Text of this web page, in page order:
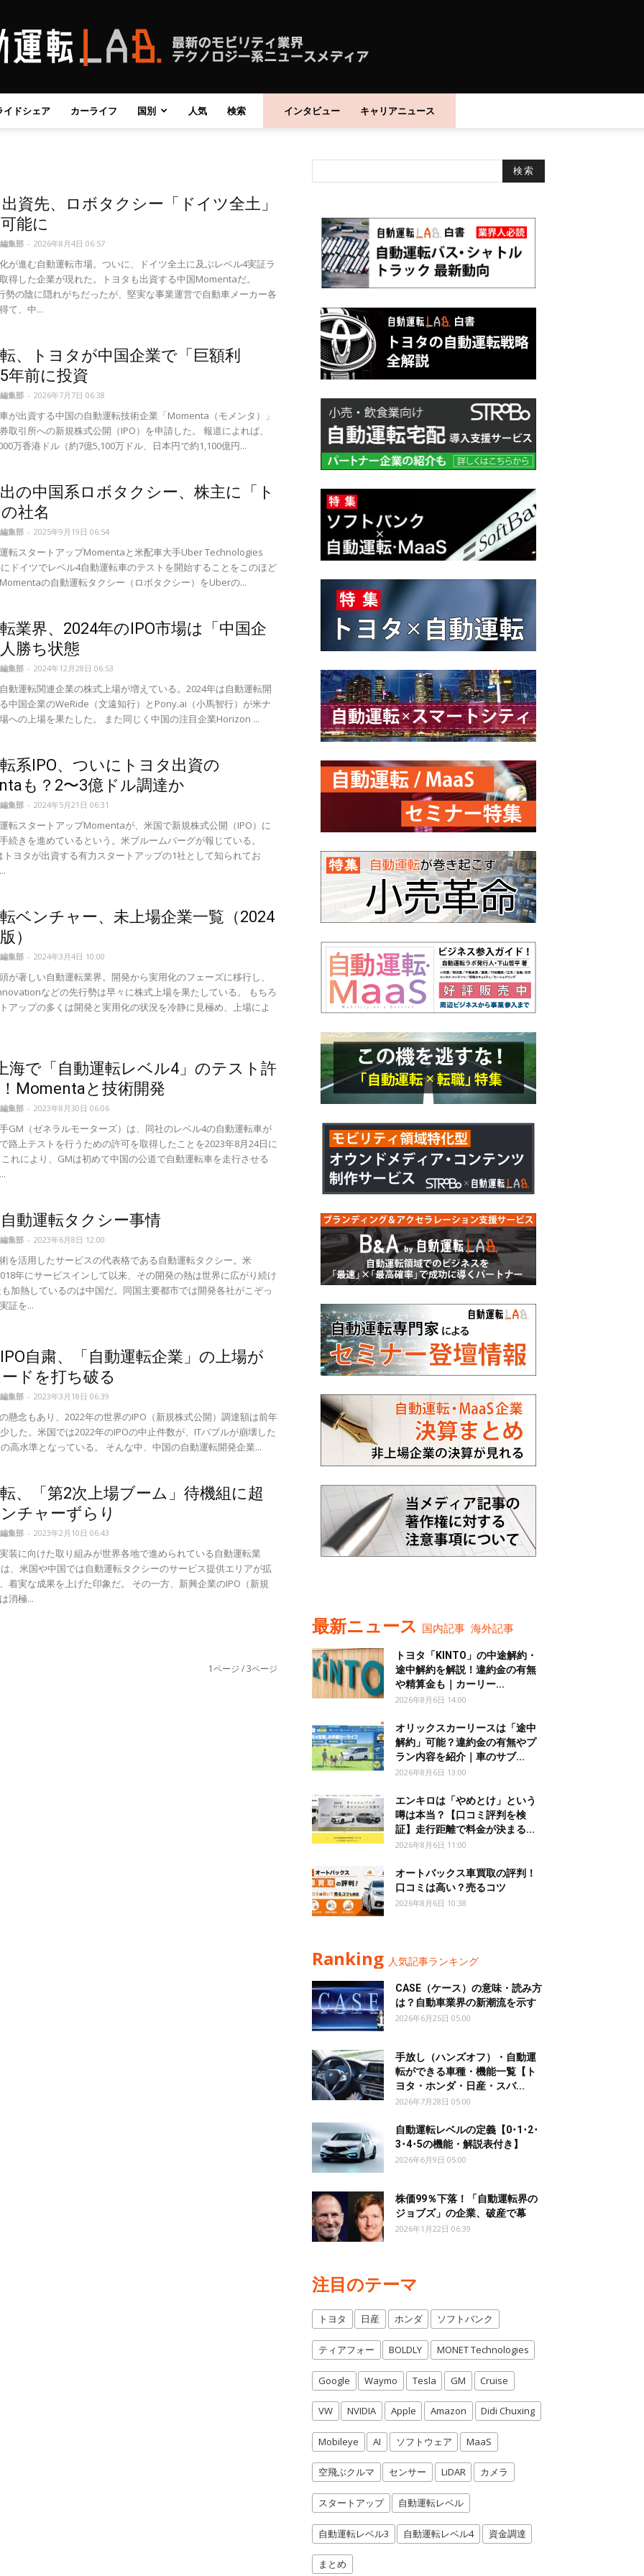
自
動
運
ボ
イドシェア カーライフ 国別 人気 検索 インタビュー キャリアニュース
出資先、ロボタクシー「ドイツ全土」
能に
集部 - 2026年8月4日 06:57
が進む自動運転市場。ついに、ドイツ全土に及ぶレベル4実証ラ
得した企業が現れた。トヨタも出資する中国Momentaだ。
勢の陰に隠れがちだったが、堅実な事業運営で自動車メーカー各
て、中...
、トヨタが中国企業で「巨額利
前に投資
集部 - 2026年7月7日 06:38
が出資する中国の自動運転技術企業「Momenta（モメンタ）」
取引所への新規株式公開（IPO）を申請した。 報道によれば、
万香港ドル（約7億5,100万ドル、日本円で約1,100億円...
の中国系ロボタクシー、株主に「ト
社名
集部 - 2025年9月19日 06:54
転スタートアップMomentaと米配車大手Uber Technologies
ドイツでレベル4自動運転車のテストを開始することをこのほど
の自動運転タクシー（ロボタクシー）をUberの...
業界、2024年のIPO市場は「中国企
勝ち状態
集部 - 2024年12月28日 06:53
動運転関連企業の株式上場が増えている。2024年は自動運転開
中国企業のWeRide（文遠知行）とPony.ai（小馬智行）が米ナ
への上場を果たした。 また同じく中国の注目企業Horizon ...
系IPO、ついにトヨタ出資の
も？2〜3億ドル調達か
集部 - 2024年5月21日 06:31
転スタートアップMomentaが、米国で新規株式公開（IPO）に
続きを進めているという。米ブルームバーグが報じている。
ヨタが出資する有力スタートアップの1社として知られてお
ベンチャー、未上場企業一覧（2024
）
集部 - 2024年3月4日 10:00
が著しい自動運転業界。開発から実用化のフェーズに移行し、
などの先行勢は早々に株式上場を果たしている。 もちろ
アップの多くは開発と実用化の状況を冷静に見極め、上場によ
海で「自動運転レベル4」のテスト許
Momentaと技術開発
集部 - 2023年8月30日 06:06
GM（ゼネラルモーターズ）は、同社のレベル4の自動運転車が
路上テストを行うための許可を取得したことを2023年8月24日に
れにより、GMは初めて中国の公道で自動運転車を走行させる
動運転タクシー事情
集部 - 2023年6月8日 12:00
を活用したサービスの代表格である自動運転タクシー。米
年にサービスインして以来、その開発の熱は世界に広がり続け
加熱しているのは中国だ。同国主要都市では開発各社がこぞっ
証を...
自粛、「自動運転企業」の上場が
ドを打ち破る
集部 - 2023年3月18日 06:39
懸念もあり、2022年の世界のIPO（新規株式公開）調達額は前年
した。米国では2022年のIPOの中止件数が、ITバブルが崩壊した
高水準となっている。 そんな中、中国の自動運転開発企業...
、「第2次上場ブーム」待機組に超
チャーずらり
集部 - 2023年2月10日 06:43
装に向けた取り組みが世界各地で進められている自動運転業
、米国や中国では自動運転タクシーのサービス提供エリアが拡
着実な成果を上げた印象だ。 その一方、新興企業のIPO（新規
消極...
1ページ / 3ページ
最新ニュース 国内記事 海外記事
トヨタ「KINTO」の中途解約・
途中解約を解説！違約金の有無
や精算金も｜カーリー...
2026年8月6日 14:00
オリックスカーリースは「途中
解約」可能？違約金の有無やプ
ラン内容を紹介｜車のサブ...
2026年8月6日 13:00
エンキロは「やめとけ」という
噂は本当？【口コミ評判を検
証】走行距離で料金が決まる...
2026年8月6日 11:00
オートバックス車買取の評判！
口コミは高い？売るコツ
2026年8月6日 10:38
Ranking 人気記事ランキング
CASE（ケース）の意味・読み方
は？自動車業界の新潮流を示す
2026年6月25日 05:00
手放し（ハンズオフ）・自動運
転ができる車種・機能一覧【ト
ヨタ・ホンダ・日産・スバ...
2026年7月28日 05:00
自動運転レベルの定義【0･1･2･
3･4･5の機能・解説表付き】
2026年6月9日 05:00
株価99％下落！「自動運転界の
ジョブズ」の企業、破産で幕
2026年1月22日 06:39
注目のテーマ
トヨタ 日産 ホンダ ソフトバンク
ティアフォー BOLDLY MONET Technologies
Google Waymo Tesla GM Cruise
VW NVIDIA Apple Amazon Didi Chuxing
Mobileye AI ソフトウェア MaaS
空飛ぶクルマ センサー LiDAR カメラ
スタートアップ 自動運転レベル
自動運転レベル3 自動運転レベル4 資金調達
まとめ